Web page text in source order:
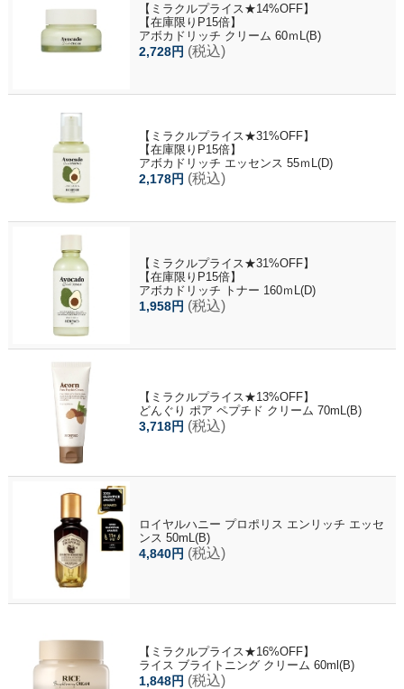
【ミラクルプライス★14%OFF】
【在庫限りP15倍】
アボカドリッチ クリーム 60ｍL(B)
2,728円 (税込)
【ミラクルプライス★31%OFF】
【在庫限りP15倍】
アボカドリッチ エッセンス 55ｍL(D)
2,178円 (税込)
【ミラクルプライス★31%OFF】
【在庫限りP15倍】
アボカドリッチ トナー 160ｍL(D)
1,958円 (税込)
【ミラクルプライス★13%OFF】
どんぐり ポア ペプチド クリーム 70mL(B)
3,718円 (税込)
ロイヤルハニー プロポリス エンリッチ エッセ
ンス 50mL(B)
4,840円 (税込)
【ミラクルプライス★16%OFF】
ライス ブライトニング クリーム 60ml(B)
1,848円 (税込)